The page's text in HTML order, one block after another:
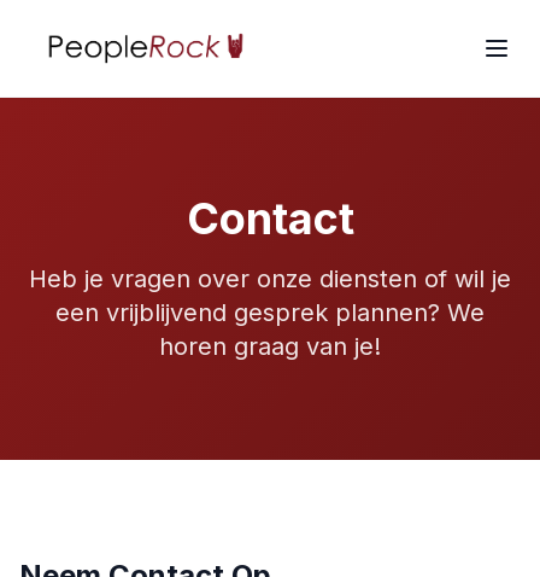
Contact
Heb je vragen over onze diensten of wil je
een vrijblijvend gesprek plannen? We
horen graag van je!